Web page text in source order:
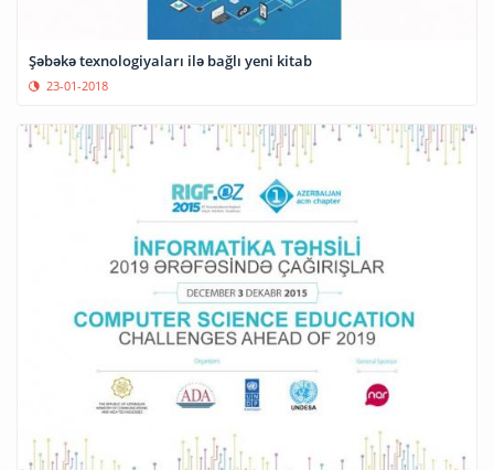
Şəbəkə texnologiyaları ilə bağlı yeni kitab
23-01-2018